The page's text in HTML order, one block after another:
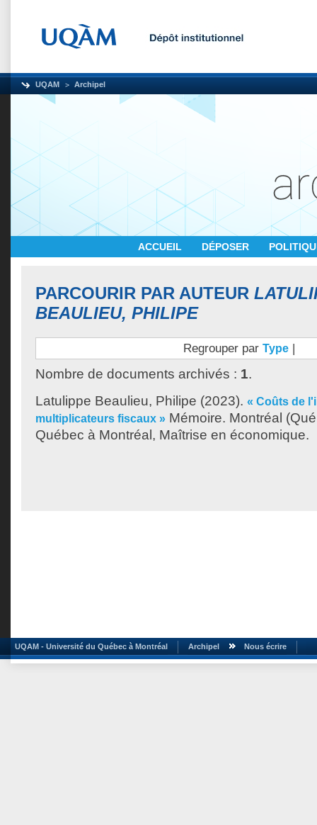
UQAM Archipel
ACCUEIL DÉPOSER
PARCOURIR PAR AUTEUR
BEAULIEU, PHILIPE
Regrouper par Type |
Nombre de documents archivés : 1.
Latulippe Beaulieu, Philipe (2023). « Coûts de
multiplicateurs fiscaux » Mémoire. Montréal
Québec à Montréal, Maîtrise en économique.
UQAM - Université du Québec à Montréal Archipel Nous écrire